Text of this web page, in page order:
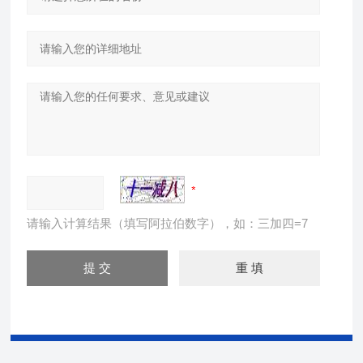
请输入计算结果（填写阿拉伯数字），如：三加四=7